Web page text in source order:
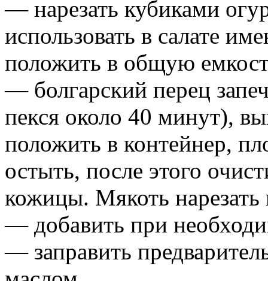
— нарезать кубиками
использовать в салате
положить в общую
— болгарский перец
пекся около 40 минут),
положить в контейнер,
остыть, после этого
кожицы. Мякоть нарезать
— добавить при
— заправить